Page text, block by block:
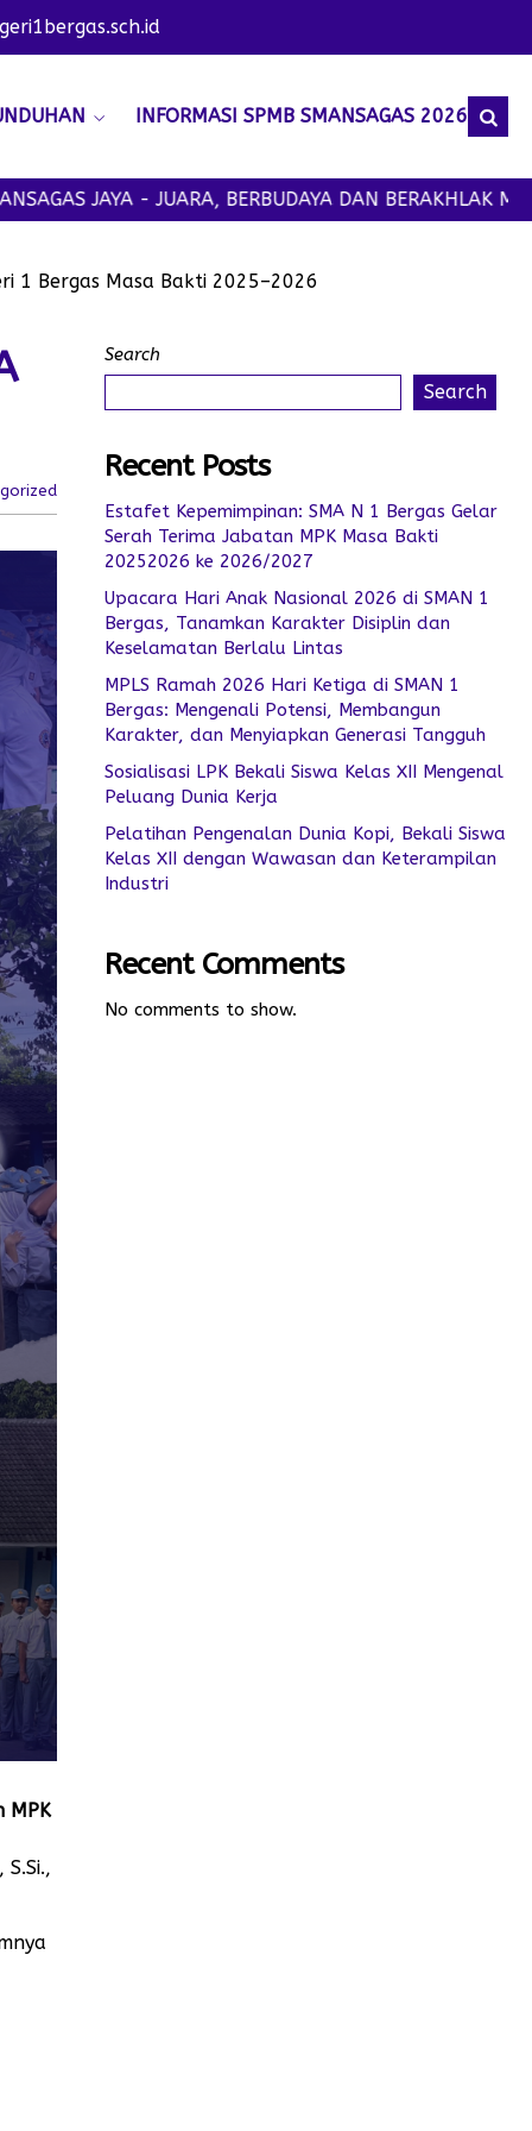
INFORMASI SPMB SMANSAGAS 2026
- JUARA, BERBUDAYA DAN BERAKHLAK MULIA
1 Bergas Masa Bakti 2025–2026
MPK
Search
Search
Recent Posts
Estafet Kepemimpinan: SMA N 1 Bergas Gelar
Serah Terima Jabatan MPK Masa Bakti
20252026 ke 2026/2027
Upacara Hari Anak Nasional 2026 di SMAN 1
Bergas, Tanamkan Karakter Disiplin dan
Keselamatan Berlalu Lintas
MPLS Ramah 2026 Hari Ketiga di SMAN 1
Bergas: Mengenali Potensi, Membangun
Karakter, dan Menyiapkan Generasi Tangguh
Sosialisasi LPK Bekali Siswa Kelas XII Mengenal
Peluang Dunia Kerja
Pelatihan Pengenalan Dunia Kopi, Bekali Siswa
Kelas XII dengan Wawasan dan Keterampilan
Industri
Recent Comments
No comments to show.